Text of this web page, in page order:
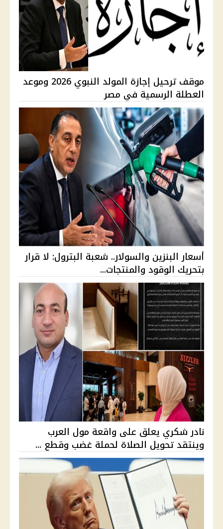
موقف ترحيل إجازة المولد النبوي 2026 وموعد
العطلة الرسمية في مصر
أسعار البنزين والسولار.. شعبة البترول: لا قرار
بتحريك الوقود والمنتجات...
نادر شكري يعلق على واقعة مول العرب
وينتقد تحويل الصلاة لحملة غضب وقطع ...